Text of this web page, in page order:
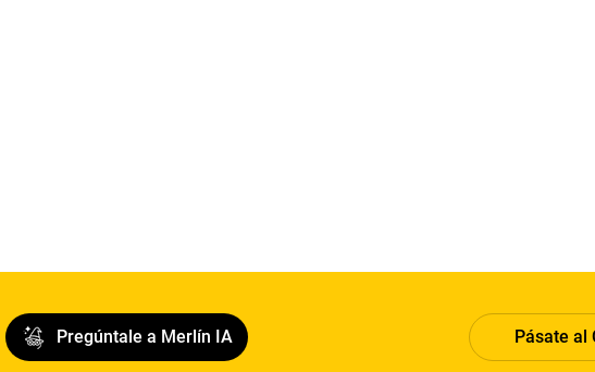
Pregúntale a Merlín IA Pásate al